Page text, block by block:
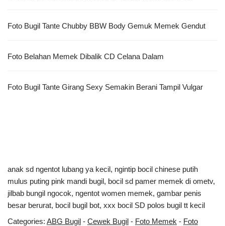
Foto Bugil Tante Chubby BBW Body Gemuk Memek Gendut
Foto Belahan Memek Dibalik CD Celana Dalam
Foto Bugil Tante Girang Sexy Semakin Berani Tampil Vulgar
anak sd ngentot lubang ya kecil, ngintip bocil chinese putih
mulus puting pink mandi bugil, bocil sd pamer memek di ometv,
jilbab bungil ngocok, ngentot women memek, gambar penis
besar berurat, bocil bugil bot, xxx bocil SD polos bugil tt kecil
Categories: ABG Bugil - Cewek Bugil - Foto Memek - Foto